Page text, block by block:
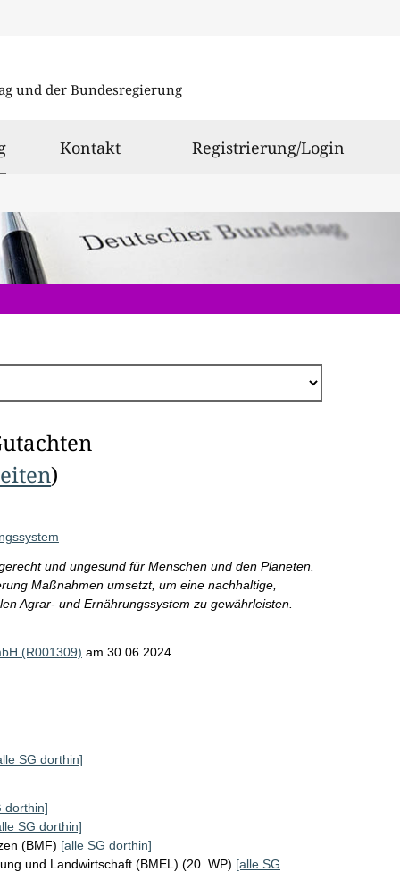
und der Bundesregierung
ausgewählt
Kontakt Registrierung/Login
)
und ungesund für Menschen und den Planeten.
Maßnahmen umsetzt, um eine nachhaltige,
Agrar- und Ernährungssystem zu gewährleisten.
(R001309) am 30.06.2024
SG dorthin]
dorthin]
SG dorthin]
(BMF) [alle SG dorthin]
und Landwirtschaft (BMEL) (20. WP) [alle SG